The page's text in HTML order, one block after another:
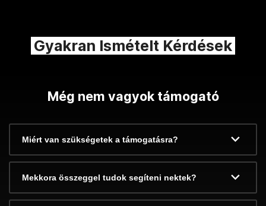
Gyakran Ismételt Kérdések
Még nem vagyok támogató
Miért van szükségetek a támogatásra?
Mekkora összeggel tudok segíteni nektek?